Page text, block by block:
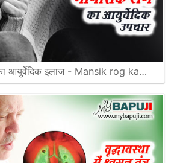
आयुर्वेदिक इलाज - Mansik rog ka…